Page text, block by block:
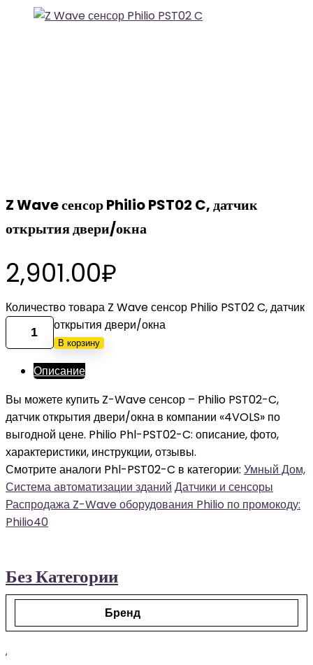
Z Wave сенсор Philio PST02 C, датчик
открытия двери/окна
2,901.00₽
Количество товара Z Wave сенсор Philio PST02 C, датчик
открытия двери/окна
В корзину
Описание
Вы можете купить Z-Wave сенсор – Philio PST02-C,
датчик открытия двери/окна в компании «4VOLS» по
выгодной цене. Philio Phl-PST02-C: описание, фото,
характеристики, инструкции, отзывы.
Смотрите аналоги Phl-PST02-C в категории: Умный Дом,
Система автоматизации зданий Датчики и сенсоры
Распродажа Z-Wave оборудования Philio по промокоду:
Philio40
Без Категории
Бренд
,